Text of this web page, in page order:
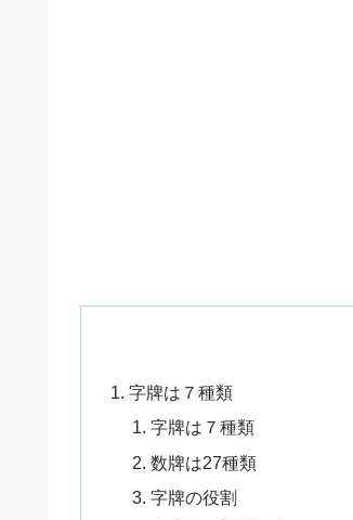
字牌は７種類
字牌は７種類
数牌は27種類
字牌の役割